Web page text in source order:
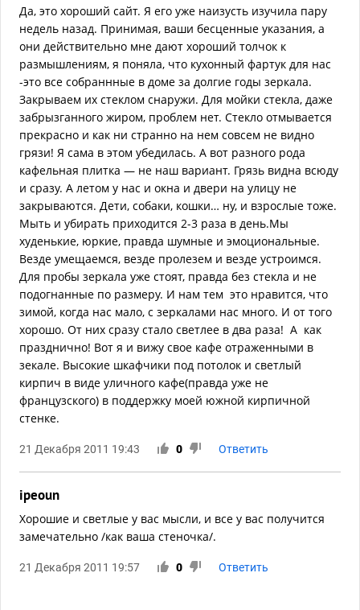
Да, это хороший сайт. Я его уже наизусть изучила пару
недель назад. Принимая, ваши бесценные указания, а
они действительно мне дают хороший толчок к
размышлениям, я поняла, что кухонный фартук для нас
-это все собраннные в доме за долгие годы зеркала.
Закрываем их стеклом снаружи. Для мойки стекла, даже
забрызганного жиром, проблем нет. Стекло отмывается
прекрасно и как ни странно на нем совсем не видно
грязи! Я сама в этом убедилась. А вот разного рода
кафельная плитка — не наш вариант. Грязь видна всюду
и сразу. А летом у нас и окна и двери на улицу не
закрываются. Дети, собаки, кошки… ну, и взрослые тоже.
Мыть и убирать приходится 2-3 раза в день.Мы
худенькие, юркие, правда шумные и эмоциональные.
Везде умещаемся, везде пролезем и везде устроимся.
Для пробы зеркала уже стоят, правда без стекла и не
подогнанные по размеру. И нам тем это нравится, что
зимой, когда нас мало, с зеркалами нас много. И от того
хорошо. От них сразу стало светлее в два раза! А как
празднично! Вот я и вижу свое кафе отраженными в
зекале. Высокие шкафчики под потолок и светлый
кирпич в виде уличного кафе(правда уже не
французского) в поддержку моей южной кирпичной
стенке.
21 Декабря 2011 19:43 0 Ответить
ipeoun
Хорошие и светлые у вас мысли, и все у вас получится
замечательно /как ваша стеночка/.
21 Декабря 2011 19:57 0 Ответить